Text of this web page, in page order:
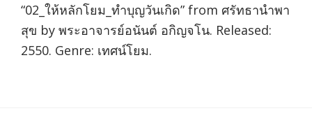
“02_ให้หลักโยม_ทำบุญวันเกิด” from ศรัทธานำพา
สุข by พระอาจารย์อนันต์ อกิญจโน. Released:
2550. Genre: เทศน์โยม.